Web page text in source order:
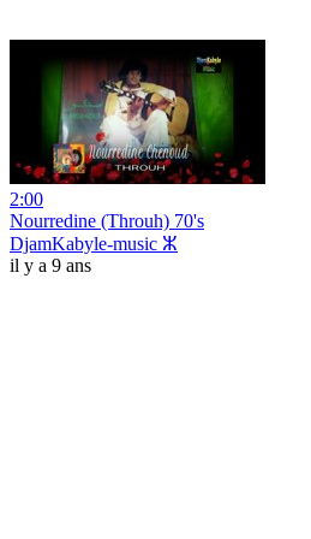
2:00
Nourredine (Throuh) 70's
DjamKabyle-music ⵣ
il y a 9 ans